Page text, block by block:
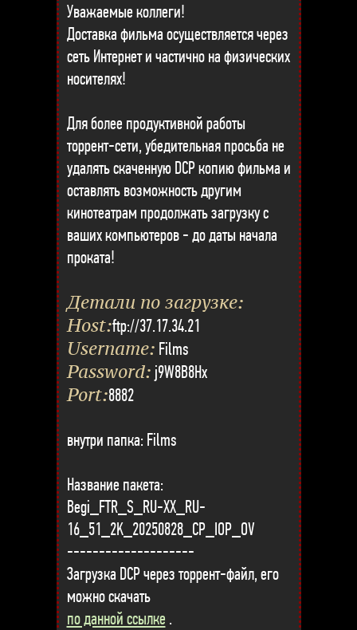
Уважаемые коллеги!
Доставка фильма осуществляется через
сеть Интернет и частично на физических
носителях!
Для более продуктивной работы
торрент-сети, убедительная просьба не
удалять скаченную DCP копию фильма и
оставлять возможность другим
кинотеатрам продолжать загрузку с
ваших компьютеров - до даты начала
проката!
Детали по загрузке:
Host:ftp://37.17.34.21
Username: Films
Password: j9W8B8Hx
Port:8882
внутри папка: Films
Название пакета:
Begi_FTR_S_RU-XX_RU-
16_51_2K_20250828_CP_IOP_OV
--------------------
Загрузка DCP через торрент-файл, его
можно скачать
по данной ссылке .